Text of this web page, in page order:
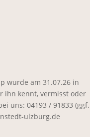
wurde am 31.07.26 in
ihn kennt, vermisst oder
uns: 04193 / 91833 (ggf.
ulzburg.de